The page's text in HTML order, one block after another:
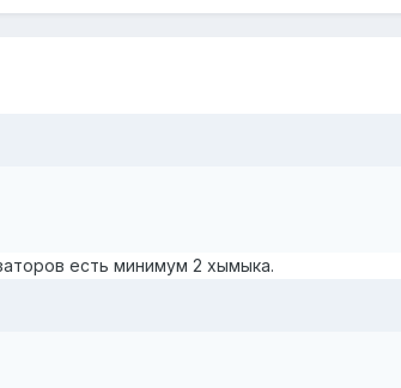
есть минимум 2 хымыка.